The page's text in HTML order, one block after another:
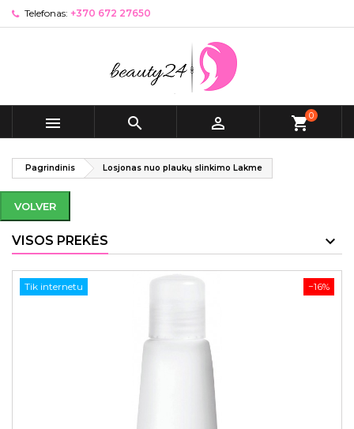
Telefonas: +370 672 27650
   shopping_cart0
Pagrindinis Losjonas nuo plaukų slinkimo Lakme
VOLVER
VISOS PREKĖS
−16%
Tik internetu